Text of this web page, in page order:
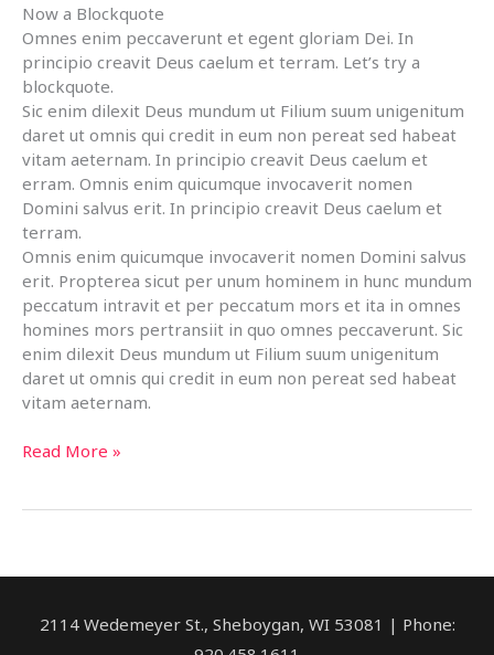
Now a Blockquote
Omnes enim peccaverunt et egent gloriam Dei. In
principio creavit Deus caelum et terram. Let’s try a
blockquote.
Sic enim dilexit Deus mundum ut Filium suum unigenitum
daret ut omnis qui credit in eum non pereat sed habeat
vitam aeternam. In principio creavit Deus caelum et
erram. Omnis enim quicumque invocaverit nomen
Domini salvus erit. In principio creavit Deus caelum et
terram.
Omnis enim quicumque invocaverit nomen Domini salvus
erit. Propterea sicut per unum hominem in hunc mundum
peccatum intravit et per peccatum mors et ita in omnes
homines mors pertransiit in quo omnes peccaverunt. Sic
enim dilexit Deus mundum ut Filium suum unigenitum
daret ut omnis qui credit in eum non pereat sed habeat
vitam aeternam.
This
a
Long
Read More »
2114 Wedemeyer St., Sheboygan, WI 53081 | Phone: